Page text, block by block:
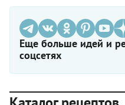
Еще больше идей и
соцсетях